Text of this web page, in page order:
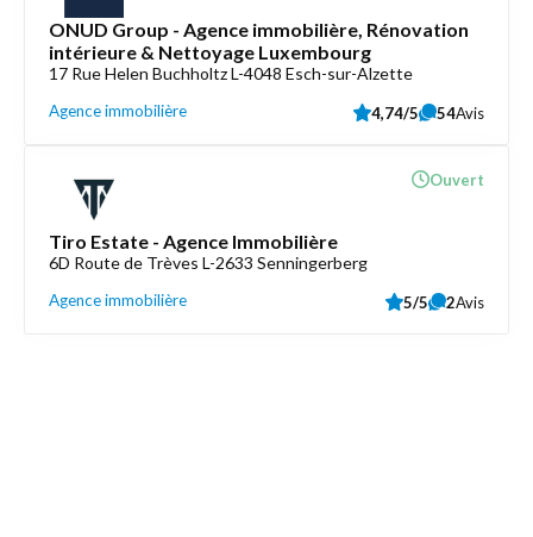
ONUD Group - Agence immobilière, Rénovation
intérieure & Nettoyage Luxembourg
17 Rue Helen Buchholtz L-4048 Esch-sur-Alzette
Agence immobilière 4,74/5 54Avis
Tiro Estate - Agence Immobilière
6D Route de Trèves L-2633 Senningerberg
Agence immobilière
Ouvert
5/5 2Avis